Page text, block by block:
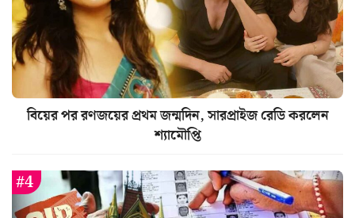
বিয়ের পর রণজয়ের প্রথম জন্মদিন, সারপ্রাইজ রেডি করলেন
শ্যামৌপ্তি